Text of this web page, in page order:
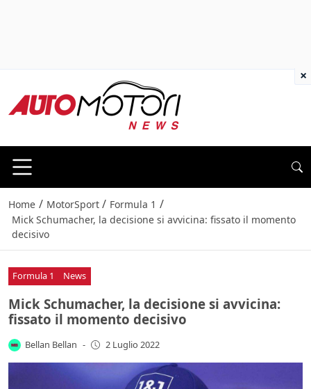
Home / MotorSport / Formula 1 /
Mick Schumacher, la decisione si avvicina: fissato il momento
decisivo
Formula 1 News
Mick Schumacher, la decisione si avvicina:
fissato il momento decisivo
Bellan Bellan - 2 Luglio 2022
×